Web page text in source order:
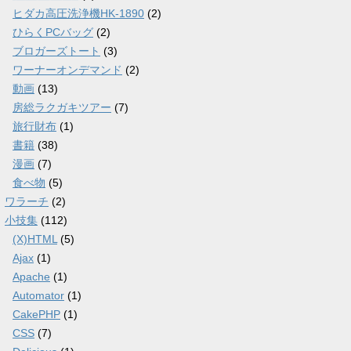
ヒダカ高圧洗浄機HK-1890 (2)
ひらくPCバッグ (2)
ブロガーズトート (3)
ワーナーオンデマンド (2)
動画 (13)
房総ラクガキツアー (7)
旅行財布 (1)
書籍 (38)
漫画 (7)
食べ物 (5)
ワラーチ (2)
小技集 (112)
(X)HTML (5)
Ajax (1)
Apache (1)
Automator (1)
CakePHP (1)
CSS (7)